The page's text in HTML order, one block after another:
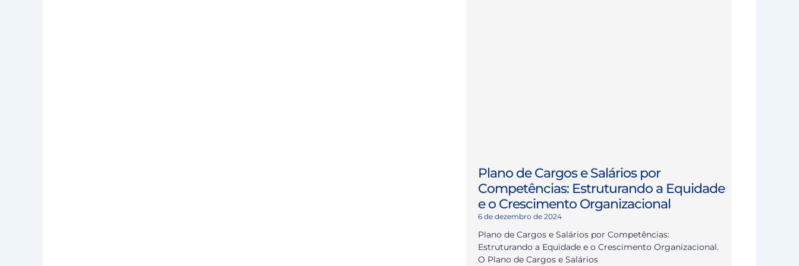
Plano de Cargos e Salários por
Competências: Estruturando a Equidade
e o Crescimento Organizacional
6 de dezembro de 2024
Plano de Cargos e Salários por Competências:
Estruturando a Equidade e o Crescimento Organizacional.
O Plano de Cargos e Salários